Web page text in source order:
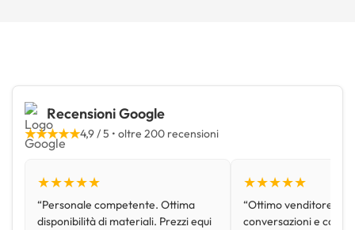
Recensioni Google
★★★★★4,9 / 5 • oltre 200 recensioni
★★★★★
“Personale competente. Ottima
disponibilità di materiali. Prezzi equi
★★★★★
“Ottimo venditore,
conversazioni e con